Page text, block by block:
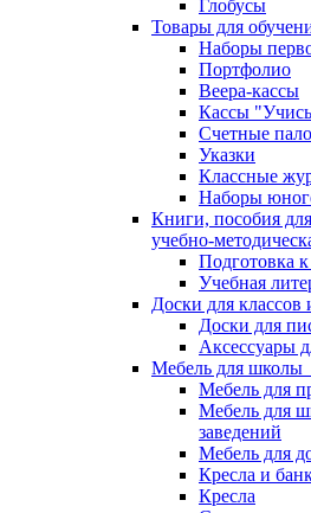
Глобусы
Товары для
Наборы
Портфолио
Веера-кассы
Кассы
Счетные
Указки
Классные
Наборы
Книги, пособия
учебно-
Подготовка
Учебная
Доски для классов
Доски для
Аксессуары
Мебель для школы
Мебель для
Мебель для
заведений
Мебель для
Кресла и
Кресла